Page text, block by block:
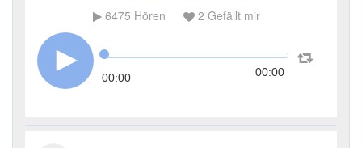
6475 Hören 2 Gefällt mir
00:00 00:00